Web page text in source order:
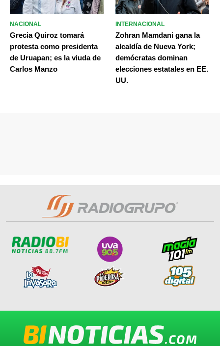
NACIONAL
Grecia Quiroz tomará
protesta como presidenta
de Uruapan; es la viuda de
Carlos Manzo
INTERNACIONAL
Zohran Mamdani gana la
alcaldía de Nueva York;
demócratas dominan
elecciones estatales en EE.
UU.